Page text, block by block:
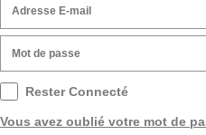
Rester Connecté
Vous avez oublié votre mot de